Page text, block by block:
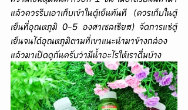
แล้วควรรีบเอาเก็บเข้าในตู้เย็นทันที (ควรเก็บในตู้
เย็นที่อุณหภูมิ 0-5 องศาเซลเซียส) จัดการแช่ตู้
เย็นจนได้อุณหภูมิตามที่เขาแนะนำมาข้างกล่อง
แล้วมาเปิดดูกันครับว่ามีน้ำอะไรให้เราดื่มบ้าง